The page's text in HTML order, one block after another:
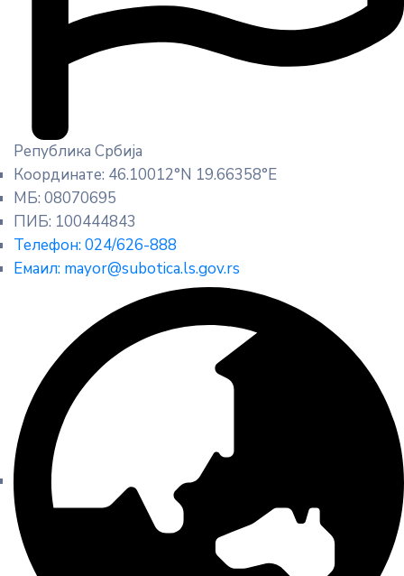
Република Србија
Координате: 46.10012°N 19.66358°E
МБ: 08070695
ПИБ: 100444843
Телефон: 024/626-888
Емаил: mayor@subotica.ls.gov.rs